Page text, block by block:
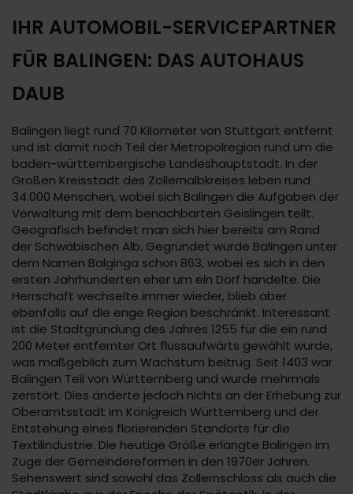
IHR AUTOMOBIL-SERVICEPARTNER
FÜR BALINGEN: DAS AUTOHAUS
DAUB
Balingen liegt rund 70 Kilometer von Stuttgart entfernt
und ist damit noch Teil der Metropolregion rund um die
baden-württembergische Landeshauptstadt. In der
Großen Kreisstadt des Zollernalbkreises leben rund
34.000 Menschen, wobei sich Balingen die Aufgaben der
Verwaltung mit dem benachbarten Geislingen teilt.
Geografisch befindet man sich hier bereits am Rand
der Schwäbischen Alb. Gegründet wurde Balingen unter
dem Namen Balginga schon 863, wobei es sich in den
ersten Jahrhunderten eher um ein Dorf handelte. Die
Herrschaft wechselte immer wieder, blieb aber
ebenfalls auf die enge Region beschränkt. Interessant
ist die Stadtgründung des Jahres 1255 für die ein rund
200 Meter entfernter Ort flussaufwärts gewählt wurde,
was maßgeblich zum Wachstum beitrug. Seit 1403 war
Balingen Teil von Württemberg und wurde mehrmals
zerstört. Dies änderte jedoch nichts an der Erhebung zur
Oberamtsstadt im Königreich Württemberg und der
Entstehung eines florierenden Standorts für die
Textilindustrie. Die heutige Größe erlangte Balingen im
Zuge der Gemeindereformen in den 1970er Jahren.
Sehenswert sind sowohl das Zollernschloss als auch die